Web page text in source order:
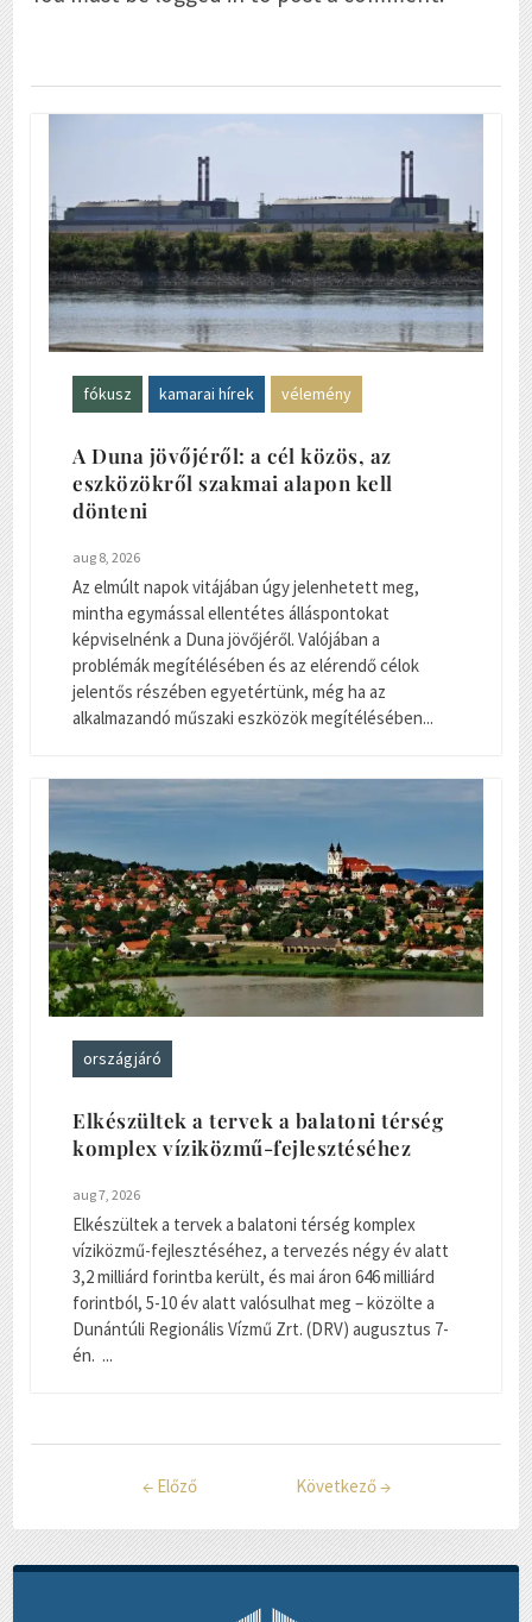
fókusz kamarai hírek vélemény
A Duna jövőjéről: a cél közös, az
eszközökről szakmai alapon kell
dönteni
aug 8, 2026
Az elmúlt napok vitájában úgy jelenhetett meg,
mintha egymással ellentétes álláspontokat
képviselnénk a Duna jövőjéről. Valójában a
problémák megítélésében és az elérendő célok
jelentős részében egyetértünk, még ha az
alkalmazandó műszaki eszközök megítélésében...
országjáró
Elkészültek a tervek a balatoni térség
komplex víziközmű-fejlesztéséhez
aug 7, 2026
Elkészültek a tervek a balatoni térség komplex
víziközmű-fejlesztéséhez, a tervezés négy év alatt
3,2 milliárd forintba került, és mai áron 646 milliárd
forintból, 5-10 év alatt valósulhat meg – közölte a
Dunántúli Regionális Vízmű Zrt. (DRV) augusztus 7-
én. ...
← Előző Következő→